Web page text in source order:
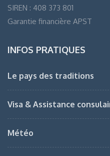
SIREN : 408 373 801
Garantie financière APST
INFOS PRATIQUES
Le pays des traditions
Visa & Assistance
Météo